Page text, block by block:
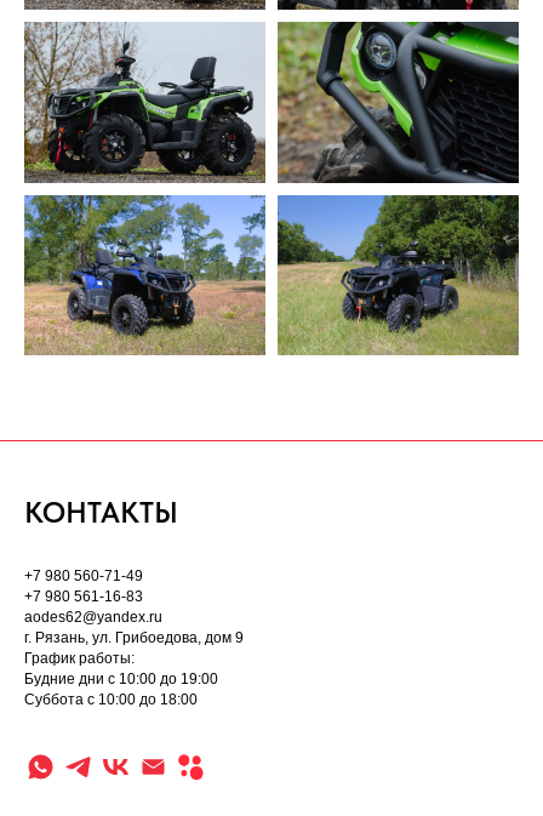
КОНТАКТЫ
+7 980 560-71-49
+7 980 561-16-83
aodes62@yandex.ru
г. Рязань, ул. Грибоедова, дом 9
График работы:
Будние дни с 10:00 до 19:00
Суббота с 10:00 до 18:00